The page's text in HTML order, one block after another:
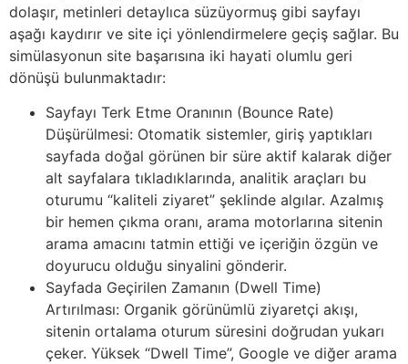
dolaşır, metinleri detaylıca süzüyormuş gibi sayfayı
aşağı kaydırır ve site içi yönlendirmelere geçiş sağlar. Bu
simülasyonun site başarısına iki hayati olumlu geri
dönüşü bulunmaktadır:
Sayfayı Terk Etme Oranının (Bounce Rate)
Düşürülmesi: Otomatik sistemler, giriş yaptıkları
sayfada doğal görünen bir süre aktif kalarak diğer
alt sayfalara tıkladıklarında, analitik araçları bu
oturumu “kaliteli ziyaret” şeklinde algılar. Azalmış
bir hemen çıkma oranı, arama motorlarına sitenin
arama amacını tatmin ettiği ve içeriğin özgün ve
doyurucu olduğu sinyalini gönderir.
Sayfada Geçirilen Zamanın (Dwell Time)
Artırılması: Organik görünümlü ziyaretçi akışı,
sitenin ortalama oturum süresini doğrudan yukarı
çeker. Yüksek “Dwell Time”, Google ve diğer arama